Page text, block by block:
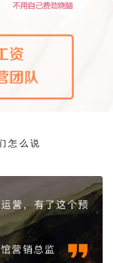
怎么说